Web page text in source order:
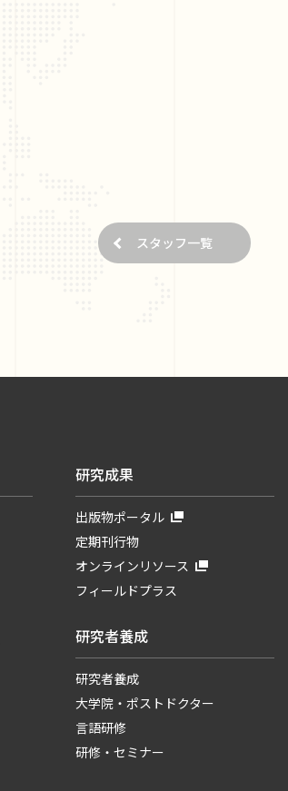
スタッフ一覧
研究成果
出版物ポータル
定期刊行物
オンラインリソース
フィールドプラス
研究者養成
研究者養成
大学院・ポストドクター
言語研修
研修・セミナー